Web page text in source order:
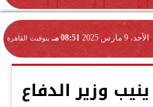
الأحد، 9 مارس 2025 08:51 مـ بتوقيت القاهرة
وزير الدفاع